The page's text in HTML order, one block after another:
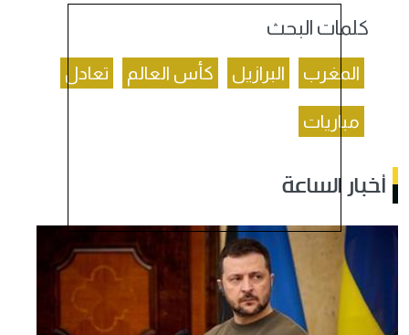
كلمات البحث
المغرب البرازيل كأس العالم تعادل
مباريات
أخبار الساعة